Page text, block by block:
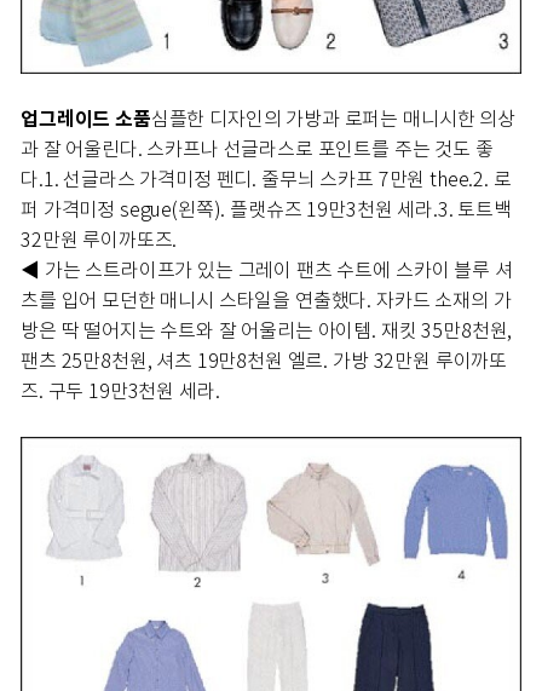
업그레이드 소품심플한 디자인의 가방과 로퍼는 매니시한 의상
과 잘 어울린다. 스카프나 선글라스로 포인트를 주는 것도 좋
다.1. 선글라스 가격미정 펜디. 줄무늬 스카프 7만원 thee.2. 로
퍼 가격미정 segue(왼쪽). 플랫슈즈 19만3천원 세라.3. 토트백
32만원 루이까또즈.
◀ 가는 스트라이프가 있는 그레이 팬츠 수트에 스카이 블루 셔
츠를 입어 모던한 매니시 스타일을 연출했다. 자카드 소재의 가
방은 딱 떨어지는 수트와 잘 어울리는 아이템. 재킷 35만8천원,
팬츠 25만8천원, 셔츠 19만8천원 엘르. 가방 32만원 루이까또
즈. 구두 19만3천원 세라.